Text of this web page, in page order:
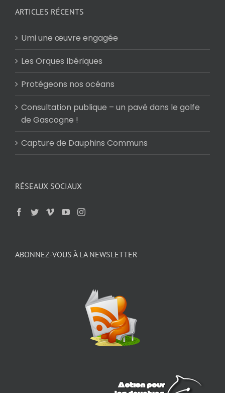
ARTICLES RÉCENTS
Umi une œuvre engagée
Les Orques Ibériques
Protégeons nos océans
Consultation publique – un pavé dans le golfe
de Gascogne !
Capture de Dauphins Communs
RÉSEAUX SOCIAUX
ABONNEZ-VOUS À LA NEWSLETTER